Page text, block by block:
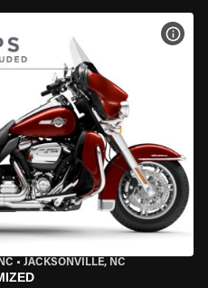
• JACKSONVILLE, NC